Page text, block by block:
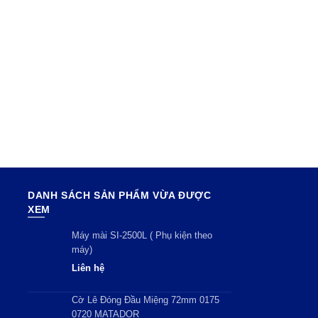
DANH SÁCH SẢN PHẨM VỪA ĐƯỢC
XEM
Máy mài SI-2500L ( Phụ kiện theo
máy)
Liên hệ
Cờ Lê Đóng Đầu Miệng 72mm 0175
0720 MATADOR